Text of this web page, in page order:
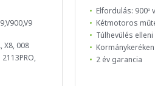
X8, 008
Elfordulás:
Kétmotoros
Túlhevülés
2 év garancia